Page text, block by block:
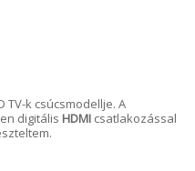
TV-k csúcsmodellje. A
digitális HDMI csatlakozással